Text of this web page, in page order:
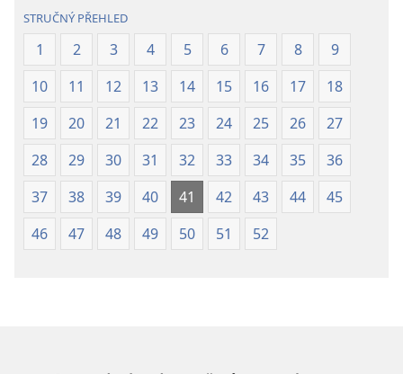
STRUČNÝ PŘEHLED
1 2 3 4 5 6 7 8
9
10
11 12 13 14 15 16 17
18
19
20 21 22 23 24 25 26
27
28
29 30 31 32 33 34 35
36
37
38 39 40 41 42 43 44
45
46
47 48 49 50 51 52